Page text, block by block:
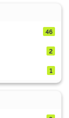
46
2
1